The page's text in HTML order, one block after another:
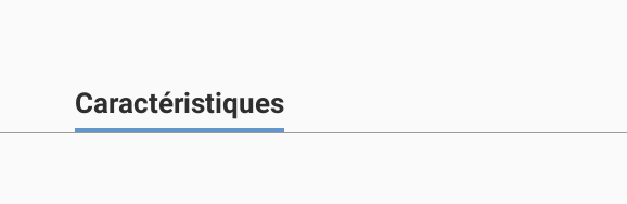
Caractéristiques